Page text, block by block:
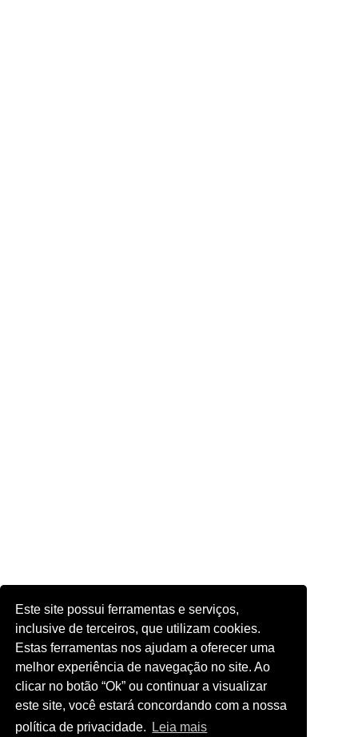
Este site possui ferramentas e serviços,
inclusive de terceiros, que utilizam cookies.
Estas ferramentas nos ajudam a oferecer uma
melhor experiência de navegação no site. Ao
clicar no botão “Ok” ou continuar a visualizar
este site, você estará concordando com a nossa
política de privacidade.
Leia mais